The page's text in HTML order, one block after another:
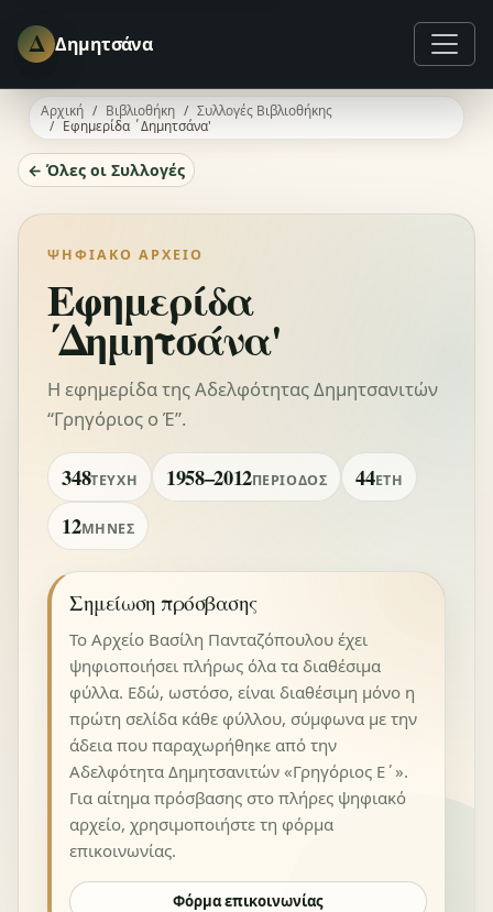
Δ Δημητσάνα
Αρχική Βιβλιοθήκη
Συλλογές Βιβλιοθήκης
Εφημερίδα ΄Δημητσάνα'
← Όλες οι Συλλογές
ΨΗΦΙΑΚΌ ΑΡΧΕΊΟ
Εφημερίδα
΄Δημητσάνα'
Η εφημερίδα της Αδελφότητας Δημητσανιτών
“Γρηγόριος ο Έ”.
348ΤΕΎΧΗ 1958–2012ΠΕΡΊΟΔΟΣ 44ΈΤΗ
12ΜΉΝΕΣ
Σημείωση πρόσβασης
Το Αρχείο Βασίλη Πανταζόπουλου έχει
ψηφιοποιήσει πλήρως όλα τα διαθέσιμα
φύλλα. Εδώ, ωστόσο, είναι διαθέσιμη μόνο η
πρώτη σελίδα κάθε φύλλου, σύμφωνα με την
άδεια που παραχωρήθηκε από την
Αδελφότητα Δημητσανιτών «Γρηγόριος Ε΄».
Για αίτημα πρόσβασης στο πλήρες ψηφιακό
αρχείο, χρησιμοποιήστε τη φόρμα
επικοινωνίας.
Φόρμα επικοινωνίας